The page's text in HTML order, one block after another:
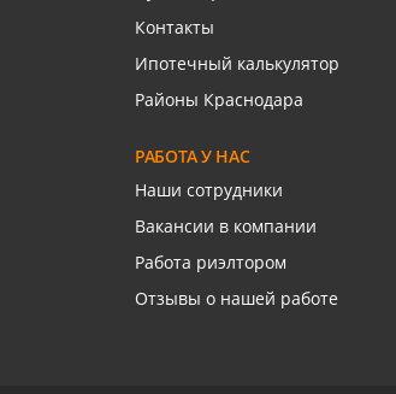
Контакты
Ипотечный калькулятор
Районы Краснодара
РАБОТА У НАС
Наши сотрудники
Вакансии в компании
Работа риэлтором
Отзывы о нашей работе